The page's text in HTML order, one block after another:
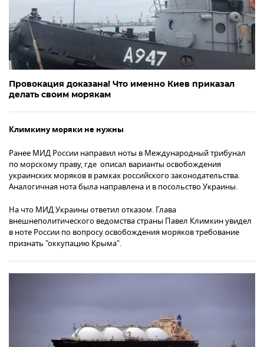
Провокация доказана! Что именно Киев приказал
делать своим морякам
Климкину моряки не нужны
Ранее МИД России направил ноты в Международный трибунал
по морскому праву, где описал варианты освобождения
украинских моряков в рамках российского законодательства.
Аналогичная нота была направлена и в посольство Украины.
На что МИД Украины ответил отказом. Глава
внешнеполитического ведомства страны Павел Климкин увидел
в ноте России по вопросу освобождения моряков требование
признать "оккупацию Крыма".